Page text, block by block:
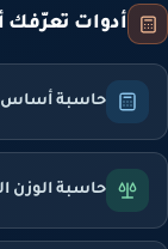
أدوات
حاسبة أساس
حاسبة الوزن